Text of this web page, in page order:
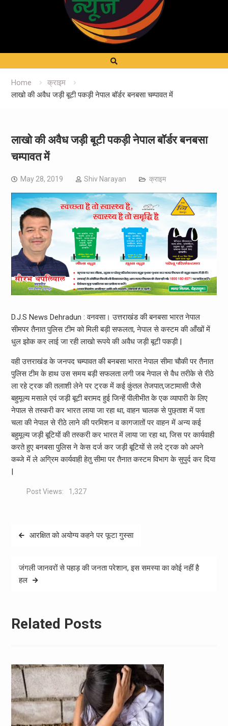
Home
क्राइम
लाखो की अवैध जड़ी बूटी पकड़ी नेपाल बॉर्डर बनबसा चम्पावत में
लाखो की अवैध जड़ी बूटी पकड़ी नेपाल बॉर्डर बनबसा
चम्पावत में
May 28, 2019 Shiv Narayan क्राइम
D.J.S News Dehradun : वनवसा। उत्तराखंड की बनबसा भारत नेपाल
सीमपर तैनात पुलिस टीम को मिली बड़ी सफलता, नेपाल से कस्टम की आँखों में
धुल झोक कर लाई जा रही लाखो रूपये की अवैध जड़ी बूटी पकड़ी |
वही उत्तराखंड के जनपद चम्पावत की बनबसा भारत नेपाल सीमा चौकी पर तैनात
पुलिस टीम के हाथ उस समय बड़ी सफलता लगी जब नेपाल से वैध तरीके से रीठे
ला रहे ट्रक की तलाशी लेने पर ट्रक में कई कुंतल तेजपात,जटामासी जैसे
बहुमूल्य मसाले एवं जड़ी बूटी बरामद हुई जिन्हें पीलीभीत के एक व्यापारी के लिए
नेपाल से तस्करी कर भारत लाया जा रहा था, वाहन चालक से पुछ्ताश में पता
चला की नेपाल से रीठे लाने की परमिशन व कागजातों पर वाहन में अन्य कई
बहुमूल्य जड़ी बूटियों की तस्करी कर भारत में लाया जा रहा था, जिस पर कार्यवाही
करते हुए बनबसा पुलिस ने केस दर्ज कर जड़ी बूटियों से लदे ट्रक को अपने
कब्जे में ले अग्रिम कार्यवाही हेतु सीमा पर तैनात कस्टम विभाग के सुपुर्द कर दिया
|
Post Views: 1,327
Postआरक्षित को अयोग्य कहने पर फूटा गुस्सा
जंगली जानवरों से पहाड़ की जनता परेशान, इस समस्या का कोई नहीं है
हल
Related Posts